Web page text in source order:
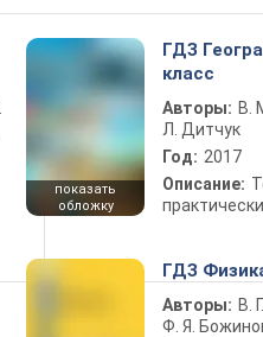
показать
обложку
ГДЗ
класс
Авторы: В.
Л. Дитчук
Год: 2017
Описание:
ГДЗ
Авторы: В.
Ф. Я.